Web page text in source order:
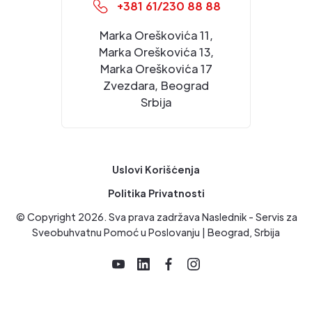
+381 61/230 88 88
Marka Oreškovića 11,
Marka Oreškovića 13,
Marka Oreškovića 17
Zvezdara, Beograd
Srbija
Uslovi Korišćenja
Politika Privatnosti
© Copyright 2026. Sva prava zadržava Naslednik - Servis za
Sveobuhvatnu Pomoć u Poslovanju | Beograd, Srbija